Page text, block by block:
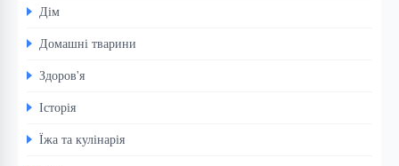
Дім
Домашні тварини
Здоров'я
Історія
Їжа та кулінарія